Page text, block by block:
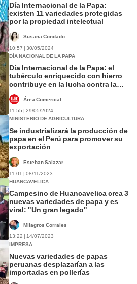
Día Internacional de la Papa:
existen 11 variedades protegidas
por la propiedad intelectual
Susana Condado
10:57 | 30/05/2024
DÍA NACIONAL DE LA PAPA
Día Internacional de la Papa: el
tubérculo enriquecido con hierro
contribuye en la lucha contra la
Área Comercial
11:55 | 29/05/2024
MINISTERIO DE AGRICULTURA
Se industrializará la producción de
papa en el Perú para promover su
exportación
Esteban Salazar
11:01 | 08/11/2023
HUANCAVELICA
Campesino de Huancavelica crea 3
nuevas variedades de papa y es
viral: "Un gran legado"
Milagros Corrales
13:22 | 14/07/2023
IMPRESA
Nuevas variedades de papas
peruanas desplazarían a las
importadas en pollerías